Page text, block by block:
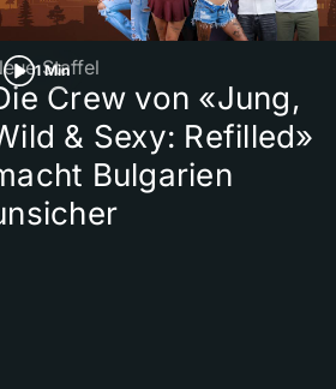
1 Min
Staffel
Crew von «Jung,
& Sexy: Refilled»
Bulgarien